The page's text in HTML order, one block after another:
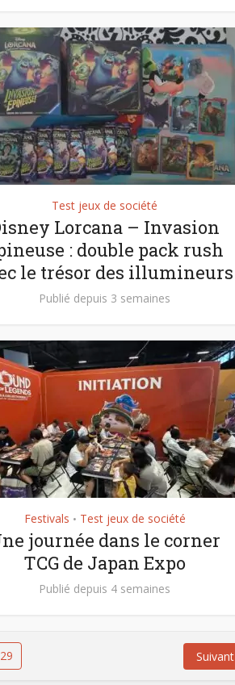
Test jeux de société
Lorcana – Invasion
: double pack rush
le trésor des illumineurs
Publié depuis 3 semaines
Festivals • Test jeux de société
journée dans le corner
TCG de Japan Expo
Publié depuis 4 semaines
29 Suivant